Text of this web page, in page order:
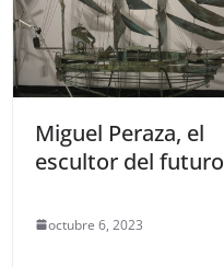
Miguel Peraza, el
escultor del futuro
octubre 6, 2023